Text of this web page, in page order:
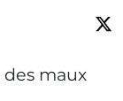
des maux